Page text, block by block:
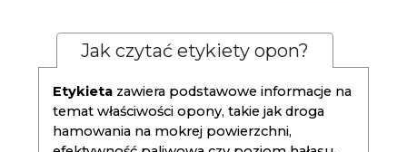
Jak czytać etykiety opon?
Etykieta zawiera podstawowe informacje na
temat właściwości opony, takie jak droga
hamowania na mokrej powierzchni,